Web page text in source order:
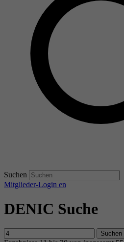
Suchen
Mitglieder-Login en
DENIC Suche
Suchen